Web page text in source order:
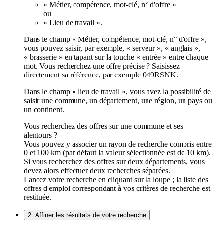
« Métier, compétence, mot-clé, n° d'offre »
ou
« Lieu de travail ».
Dans le champ « Métier, compétence, mot-clé, n° d'offre »,
vous pouvez saisir, par exemple, « serveur », « anglais »,
« brasserie » en tapant sur la touche « entrée » entre chaque
mot. Vous recherchez une offre précise ? Saisissez
directement sa référence, par exemple 049RSNK.
Dans le champ « lieu de travail », vous avez la possibilité de
saisir une commune, un département, une région, un pays ou
un continent.
Vous recherchez des offres sur une commune et ses
alentours ?
Vous pouvez y associer un rayon de recherche compris entre
0 et 100 km (par défaut la valeur sélectionnée est de 10 km).
Si vous recherchez des offres sur deux départements, vous
devez alors effectuer deux recherches séparées.
Lancez votre recherche en cliquant sur la loupe ; la liste des
offres d'emploi correspondant à vos critères de recherche est
restituée.
2. Affiner les résultats de votre recherche